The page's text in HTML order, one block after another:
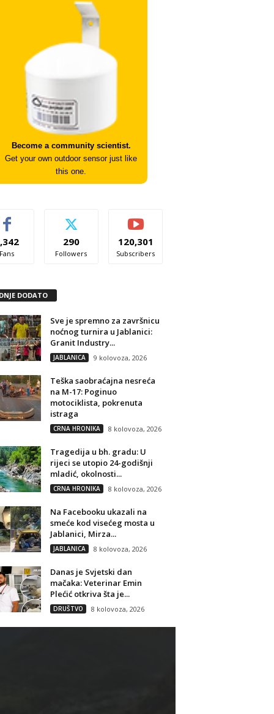
Become a community scientist.
Get your own outdoor sensor just like
this one.
Fans
290
Followers
120,301
Subscribers
DODATO
Sve je spremno za završnicu
noćnog turnira u Jablanici:
Granit Industry...
JABLANICA 9 kolovoza, 2026
Teška saobraćajna nesreća
na M-17: Poginuo
motociklista, pokrenuta
istraga
CRNA HRONIKA 8 kolovoza, 2026
Tragedija u bh. gradu: U
rijeci se utopio 24-godišnji
mladić, okolnosti...
CRNA HRONIKA 8 kolovoza, 2026
Na Facebooku ukazali na
smeće kod visećeg mosta u
Jablanici, Mirza...
JABLANICA 8 kolovoza, 2026
Danas je Svjetski dan
mačaka: Veterinar Emin
Plećić otkriva šta je...
DRUŠTVO 8 kolovoza, 2026